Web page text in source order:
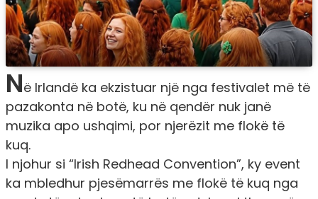
Në Irlandë ka ekzistuar një nga festivalet më të
pazakonta në botë, ku në qendër nuk janë
muzika apo ushqimi, por njerëzit me flokë të
kuq.
I njohur si “Irish Redhead Convention”, ky event
ka mbledhur pjesëmarrës me flokë të kuq nga